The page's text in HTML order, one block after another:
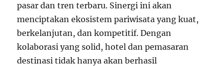
pasar dan tren terbaru. Sinergi ini akan
menciptakan ekosistem pariwisata yang kuat,
berkelanjutan, dan kompetitif. Dengan
kolaborasi yang solid, hotel dan pemasaran
destinasi tidak hanya akan berhasil